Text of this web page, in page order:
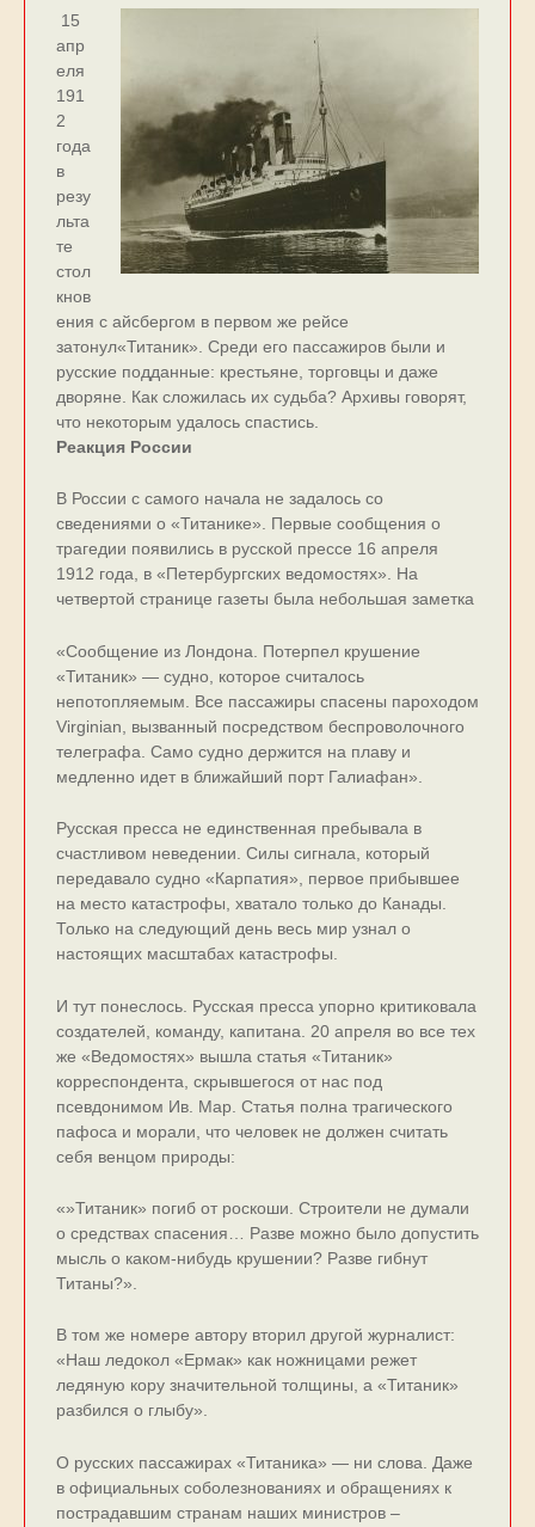
15
апр
еля
191
2
года
в
резу
льта
те
стол
кнов
ения с айсбергом в первом же рейсе
затонул«Титаник». Среди его пассажиров были и
русские подданные: крестьяне, торговцы и даже
дворяне. Как сложилась их судьба? Архивы говорят,
что некоторым удалось спастись.
Реакция России
В России с самого начала не задалось со
сведениями о «Титанике». Первые сообщения о
трагедии появились в русской прессе 16 апреля
1912 года, в «Петербургских ведомостях». На
четвертой странице газеты была небольшая заметка
«Сообщение из Лондона. Потерпел крушение
«Титаник» — судно, которое считалось
непотопляемым. Все пассажиры спасены пароходом
Virginian, вызванный посредством беспроволочного
телеграфа. Само судно держится на плаву и
медленно идет в ближайший порт Галиафан».
Русская пресса не единственная пребывала в
счастливом неведении. Силы сигнала, который
передавало судно «Карпатия», первое прибывшее
на место катастрофы, хватало только до Канады.
Только на следующий день весь мир узнал о
настоящих масштабах катастрофы.
И тут понеслось. Русская пресса упорно критиковала
создателей, команду, капитана. 20 апреля во все тех
же «Ведомостях» вышла статья «Титаник»
корреспондента, скрывшегося от нас под
псевдонимом Ив. Мар. Статья полна трагического
пафоса и морали, что человек не должен считать
себя венцом природы:
«»Титаник» погиб от роскоши. Строители не думали
о средствах спасения… Разве можно было допустить
мысль о каком-нибудь крушении? Разве гибнут
Титаны?».
В том же номере автору вторил другой журналист:
«Наш ледокол «Ермак» как ножницами режет
ледяную кору значительной толщины, а «Титаник»
разбился о глыбу».
О русских пассажирах «Титаника» — ни слова. Даже
в официальных соболезнованиях и обращениях к
пострадавшим странам наших министров –